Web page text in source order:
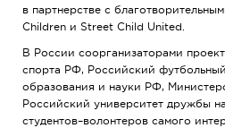
в партнерстве с
Children и Street Child United.
В России соорганизаторами
спорта РФ, Российский
образования и науки РФ,
Российский университет дружбы
студентов–волонтеров самого